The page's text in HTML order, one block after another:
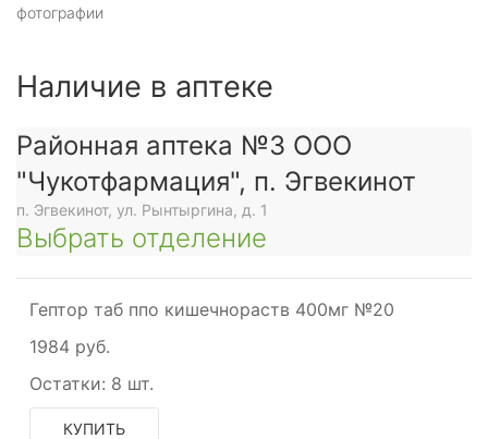
фотографии
Наличие в аптеке
Районная аптека №3 ООО
"Чукотфармация", п. Эгвекинот
п. Эгвекинот, ул. Рынтыргина, д. 1
Выбрать отделение
Гептор таб ппо кишечнораств 400мг №20
1984 руб.
Остатки: 8 шт.
КУПИТЬ